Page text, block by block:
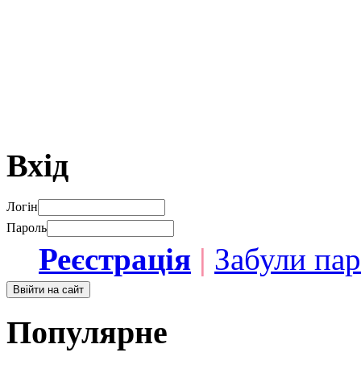
Вхід
Логін
Пароль
Реєстрація | Забули
Популярне